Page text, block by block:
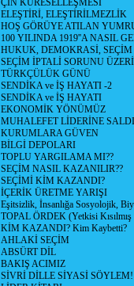
ÇİN KÜRESELLEŞMESİ
ELEŞTİRİ, ELEŞTİRİLMEZLİK
HOŞ GÖRÜYE ATILAN
100 YILINDA 1919''A NASIL
HUKUK, DEMOKRASİ, SEÇİM
SEÇİM İPTALİ SORUNU
TÜRKÇÜLÜK GÜNÜ
SENDİKA ve İŞ HAYATI -2
SENDİKA ve İŞ HAYATI
EKONOMİK YÖNÜMÜZ
MUHALEFET LİDERİNE
KURUMLARA GÜVEN
BİLGİ DEPOLARI
TOPLU YARGILAMA MI??
SEÇİM NASIL KAZANILIR??
SEÇİMİ KİM KAZANDI?
İÇERİK ÜRETME YARIŞI
Eşitsizlik, İnsanlığa Sosyolojik,
TOPAL ÖRDEK (Yetkisi
KİM KAZANDI? Kim Kaybetti?
AHLAKİ SEÇİM
ABSÜRT DİL
BAKIŞ ACIMIZ
SİVRİ DİLLE SİYASİ